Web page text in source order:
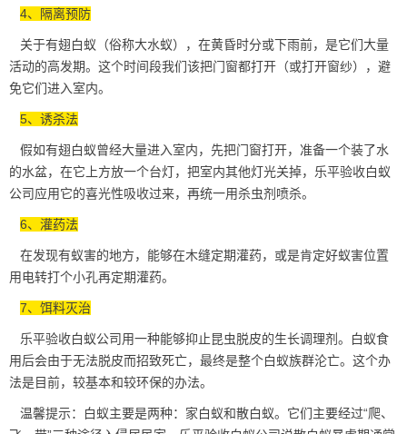
4、隔离预防
关于有翅白蚁（俗称大水蚁），在黄昏时分或下雨前，是它们大量
活动的高发期。这个时间段我们该把门窗都打开（或打开窗纱），避
免它们进入室内。
5、诱杀法
假如有翅白蚁曾经大量进入室内，先把门窗打开，准备一个装了水
的水盆，在它上方放一个台灯，把室内其他灯光关掉，乐平验收白蚁
公司应用它的喜光性吸收过来，再统一用杀虫剂喷杀。
6、灌药法
在发现有蚁害的地方，能够在木缝定期灌药，或是肯定好蚁害位置
用电转打个小孔再定期灌药。
7、饵料灭治
乐平验收白蚁公司用一种能够抑止昆虫脱皮的生长调理剂。白蚁食
用后会由于无法脱皮而招致死亡，最终是整个白蚁族群沦亡。这个办
法是目前，较基本和较环保的办法。
温馨提示：白蚁主要是两种：家白蚁和散白蚁。它们主要经过“爬、